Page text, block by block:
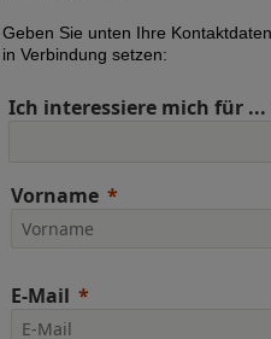
Geben Sie unten Ihre
in Verbindung setzen:
Ich interessiere mich für ...
Vorname
E-Mail